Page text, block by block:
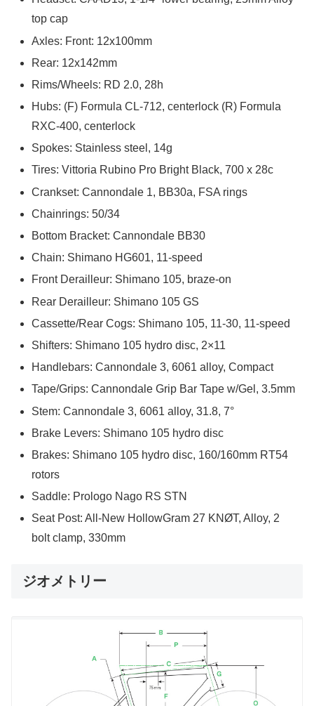
top cap
Axles: Front: 12x100mm
Rear: 12x142mm
Rims/Wheels: RD 2.0, 28h
Hubs: (F) Formula CL-712, centerlock (R) Formula
RXC-400, centerlock
Spokes: Stainless steel, 14g
Tires: Vittoria Rubino Pro Bright Black, 700 x 28c
Crankset: Cannondale 1, BB30a, FSA rings
Chainrings: 50/34
Bottom Bracket: Cannondale BB30
Chain: Shimano HG601, 11-speed
Front Derailleur: Shimano 105, braze-on
Rear Derailleur: Shimano 105 GS
Cassette/Rear Cogs: Shimano 105, 11-30, 11-speed
Shifters: Shimano 105 hydro disc, 2×11
Handlebars: Cannondale 3, 6061 alloy, Compact
Tape/Grips: Cannondale Grip Bar Tape w/Gel, 3.5mm
Stem: Cannondale 3, 6061 alloy, 31.8, 7°
Brake Levers: Shimano 105 hydro disc
Brakes: Shimano 105 hydro disc, 160/160mm RT54
rotors
Saddle: Prologo Nago RS STN
Seat Post: All-New HollowGram 27 KNØT, Alloy, 2
bolt clamp, 330mm
ジオメトリー